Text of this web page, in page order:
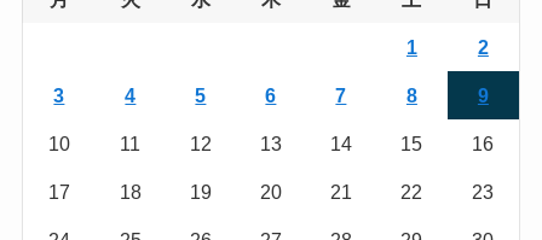
1 2
3 4 5 6 7 8 9
10 11 12 13 14 15 16
17 18 19 20 21 22 23